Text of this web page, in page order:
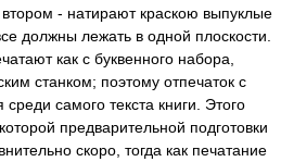
- натирают краскою выпуклые
должны лежать в одной плоскости.
как с буквенного набора,
станком; поэтому отпечаток с
самого текста книги. Этого
предварительной подготовки
скоро, тогда как печатание